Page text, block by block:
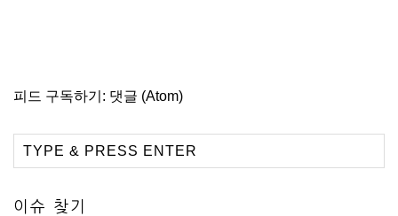
피드 구독하기: 댓글 (Atom)
이슈 찾기